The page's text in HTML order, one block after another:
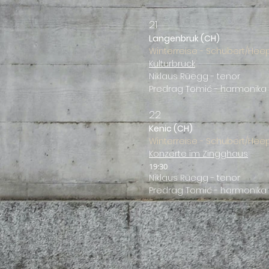
21
Langenbruk (CH)
Winterreise - Schubert/
Kulturbruck
Niklaus Rüegg - tenor
Predrag Tomić - harmonika
22
Kenic (CH)
Winterreise - Schubert/
Konzerte im Zingghaus
19:30
Niklaus Rüegg - tenor
Predrag Tomić - harmonika